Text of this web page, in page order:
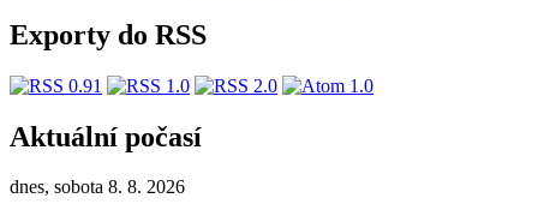
Exporty do RSS
Aktuální počasí
dnes, sobota 8. 8. 2026